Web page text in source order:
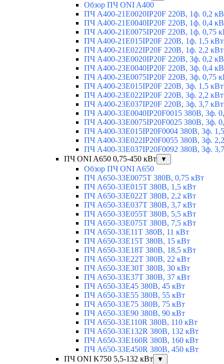
Обзор ПЧ ONI A400
ПЧ A400-21E0020IP20F 220В, 1ф. 0,2
ПЧ A400-21E0040IP20F 220В, 1ф. 0,4
ПЧ A400-21E0075IP20F 220В, 1ф. 0,75
ПЧ A400-21E015IP20F 220В, 1ф. 1,5 кВт
ПЧ A400-21E022IP20F 220В, 1ф. 2,2 кВт
ПЧ A400-23E0020IP20F 220В, 3ф. 0,2
ПЧ A400-23E0040IP20F 220В, 3ф. 0,4
ПЧ A400-23E0075IP20F 220В, 3ф. 0,75
ПЧ A400-23E015IP20F 220В, 3ф. 1,5 кВт
ПЧ A400-23E022IP20F 220В, 3ф. 2,2 кВт
ПЧ A400-23E037IP20F 220В, 3ф. 3,7 кВт
ПЧ A400-33E0040IP20F0015 380В, 3ф.
ПЧ A400-33E0075IP20F0025 380В, 3ф.
ПЧ A400-33E015IP20F0004 380В, 3ф.
ПЧ A400-33E022IP20F0055 380В, 3ф.
ПЧ A400-33E037IP20F0092 380В, 3ф.
ПЧ ONI A650 0,75-450 кВт
▼
Обзор ПЧ ONI A650
ПЧ A650-33E0075T 380В, 0,75 кВт
ПЧ A650-33E015T 380В, 1,5 кВт
ПЧ A650-33E022T 380В, 2,2 кВт
ПЧ A650-33E037T 380В, 3,7 кВт
ПЧ A650-33E055T 380В, 5,5 кВт
ПЧ A650-33E075T 380В, 7,5 кВт
ПЧ A650-33E11T 380В, 11 кВт
ПЧ A650-33E15T 380В, 15 кВт
ПЧ A650-33E18T 380В, 18,5 кВт
ПЧ A650-33E22T 380В, 22 кВт
ПЧ A650-33E30T 380В, 30 кВт
ПЧ A650-33E37T 380В, 37 кВт
ПЧ A650-33E45 380В, 45 кВт
ПЧ A650-33E55 380В, 55 кВт
ПЧ A650-33E75 380В, 75 кВт
ПЧ A650-33E90 380В, 90 кВт
ПЧ A650-33E110R 380В, 110 кВт
ПЧ A650-33E132R 380В, 132 кВт
ПЧ A650-33E160R 380В, 160 кВт
ПЧ A650-33E450R 380В, 450 кВт
ПЧ ONI K750 5,5-132 кВт
▼